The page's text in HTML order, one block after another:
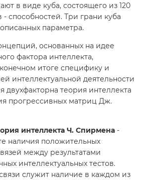
в виде куба, состоящего из 120
- способностей. Три грани куба
параметра.
основанных на идее
фактора интеллекта,
итоге специфику и
интеллектуальной деятельности
двухфакторна теория интеллекта
прогрессивных матриц Дж.
интеллекта Ч. Спирмена -
наличия положительных
между результатами
интеллектуальных тестов.
служит наличие в каждом из